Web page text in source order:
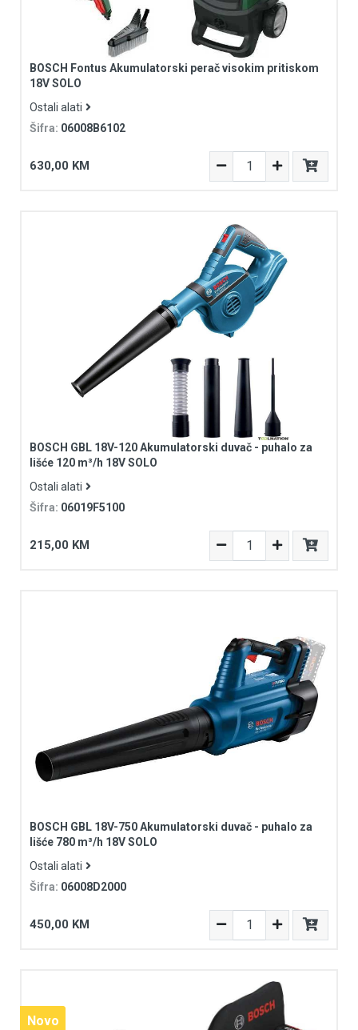
BOSCH Fontus Akumulatorski perač visokim pritiskom
18V SOLO
Ostali alati
Šifra: 06008B6102
630,00 KM
BOSCH GBL 18V-120 Akumulatorski duvač - puhalo za
lišće 120 m³/h 18V SOLO
Ostali alati
Šifra: 06019F5100
215,00 KM
BOSCH GBL 18V-750 Akumulatorski duvač - puhalo za
lišće 780 m³/h 18V SOLO
Ostali alati
Šifra: 06008D2000
450,00 KM
Novo
Novo